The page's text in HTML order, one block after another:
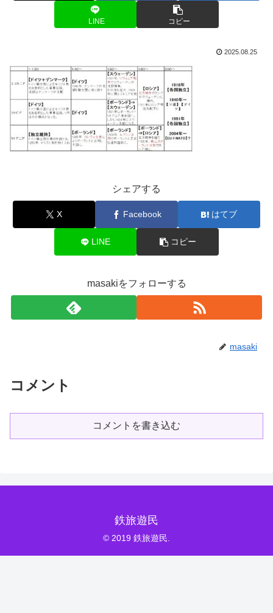
LINE コピー
2025.08.25
シェアする
X Facebook はてブ
LINE コピー
masakiをフォローする
masaki
コメント
コメントを書き込む
鉄旅遊民
© 2019 鉄旅遊民.